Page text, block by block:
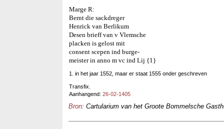
Marge R:
Bernt die sackdreger
Henrick van Berlikum
Desen brieff van v Vlemsche
placken is gelost mit
consent scepen ind burge-
meister in anno m vc ind Lij {1}
1. in het jaar 1552, maar er staat 1555 onder geschreven
Transfix.
Aanhangend: 26-02-1405
Bron: Cartularium van het Groote Bommelsche